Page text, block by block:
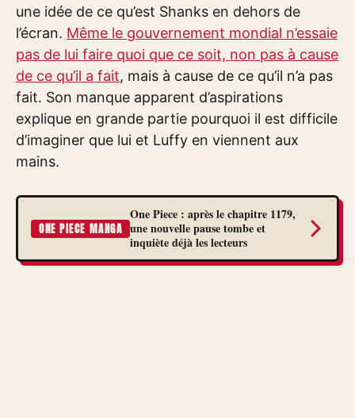
une idée de ce qu’est Shanks en dehors de
l’écran. Même le gouvernement mondial n’essaie
pas de lui faire quoi que ce soit, non pas à cause
de ce qu’il a fait, mais à cause de ce qu’il n’a pas
fait. Son manque apparent d’aspirations
explique en grande partie pourquoi il est difficile
d’imaginer que lui et Luffy en viennent aux
mains.
ONE PIECE MANGA
One Piece : après le chapitre 1179,
une nouvelle pause tombe et
inquiète déjà les lecteurs